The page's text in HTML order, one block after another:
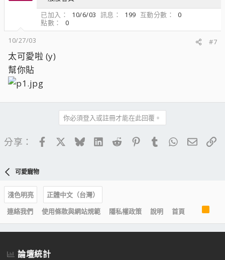
已加入
10/6/03 訊息 199 互動分數
0
點數
0
10/27/03
#7
太可愛啦 (y)
幫你貼
你必須登入或註冊才能在此回覆。
分享： FacebookBlueskyLinkedIn
Reddit PinterestTumblrWhatsApp
電子
可愛寵物
淺色明亮
正體中文（台灣）
連絡我們
使用條款與網站規範 隱私權政策 說明 首頁
S
論壇統計